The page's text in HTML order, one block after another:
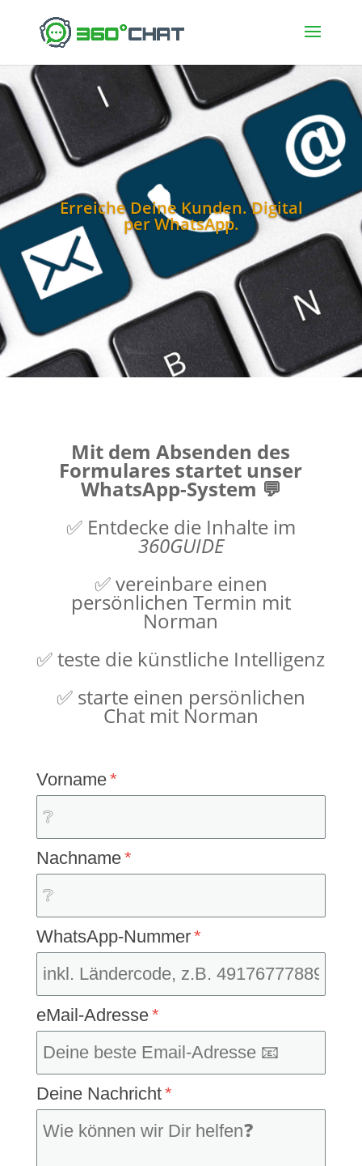
Erreiche Deine Kunden. Digital
per WhatsApp.
Mit dem Absenden des
Formulares startet unser
WhatsApp-System 💬
✅ Entdecke die Inhalte im
360GUIDE
✅ vereinbare einen
persönlichen Termin mit
Norman
✅ teste die künstliche Intelligenz
✅ starte einen persönlichen
Chat mit Norman
Vorname
Nachname
WhatsApp-Nummer
eMail-Adresse
Deine Nachricht